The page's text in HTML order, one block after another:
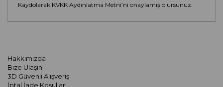
Hakkımızda
Bize Ulaşın
3D Güvenli Alışveriş
İptal İade Koşulları
Kaydolarak KVKK Aydınlatma Metni’ni onaylamış olursunuz.